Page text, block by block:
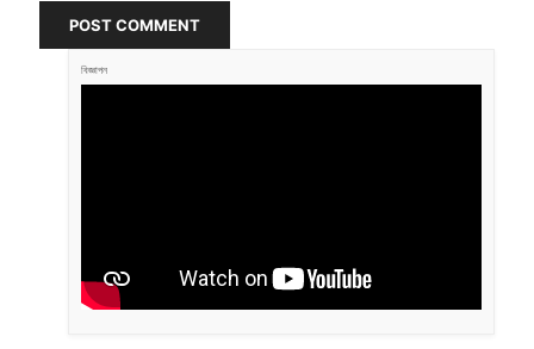
POST COMMENT
বিজ্ঞাপন